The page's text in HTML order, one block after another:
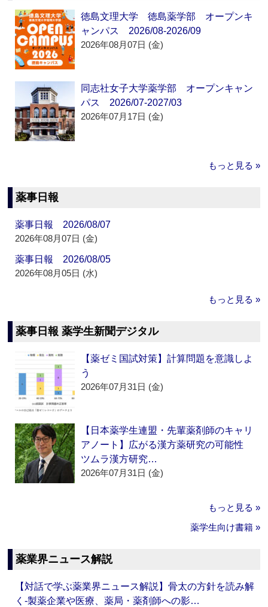
徳島文理大学 徳島薬学部 オープンキ
ャンパス 2026/08-2026/09
2026年08月07日 (金)
同志社女子大学薬学部 オープンキャン
パス 2026/07-2027/03
2026年07月17日 (金)
もっと見る »
薬事日報
薬事日報 2026/08/07
2026年08月07日 (金)
薬事日報 2026/08/05
2026年08月05日 (水)
もっと見る »
薬事日報 薬学生新聞デジタル
【薬ゼミ国試対策】計算問題を意識しよ
う
2026年07月31日 (金)
【日本薬学生連盟・先輩薬剤師のキャリ
アノート】広がる漢方薬研究の可能性
ツムラ漢方研究…
2026年07月31日 (金)
もっと見る »
薬学生向け書籍 »
薬業界ニュース解説
【対話で学ぶ薬業界ニュース解説】骨太の方針を読み解
く‐製薬企業や医療、薬局・薬剤師への影…